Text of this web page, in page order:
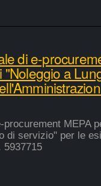
di e-
a
MEPA
di servizio" per le
5937715